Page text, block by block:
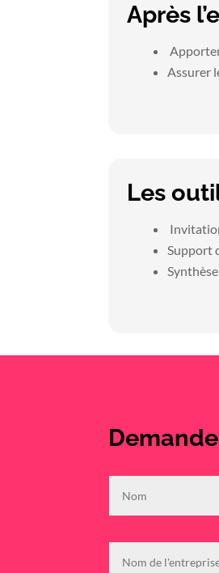
Après
Assurer
Les
Support